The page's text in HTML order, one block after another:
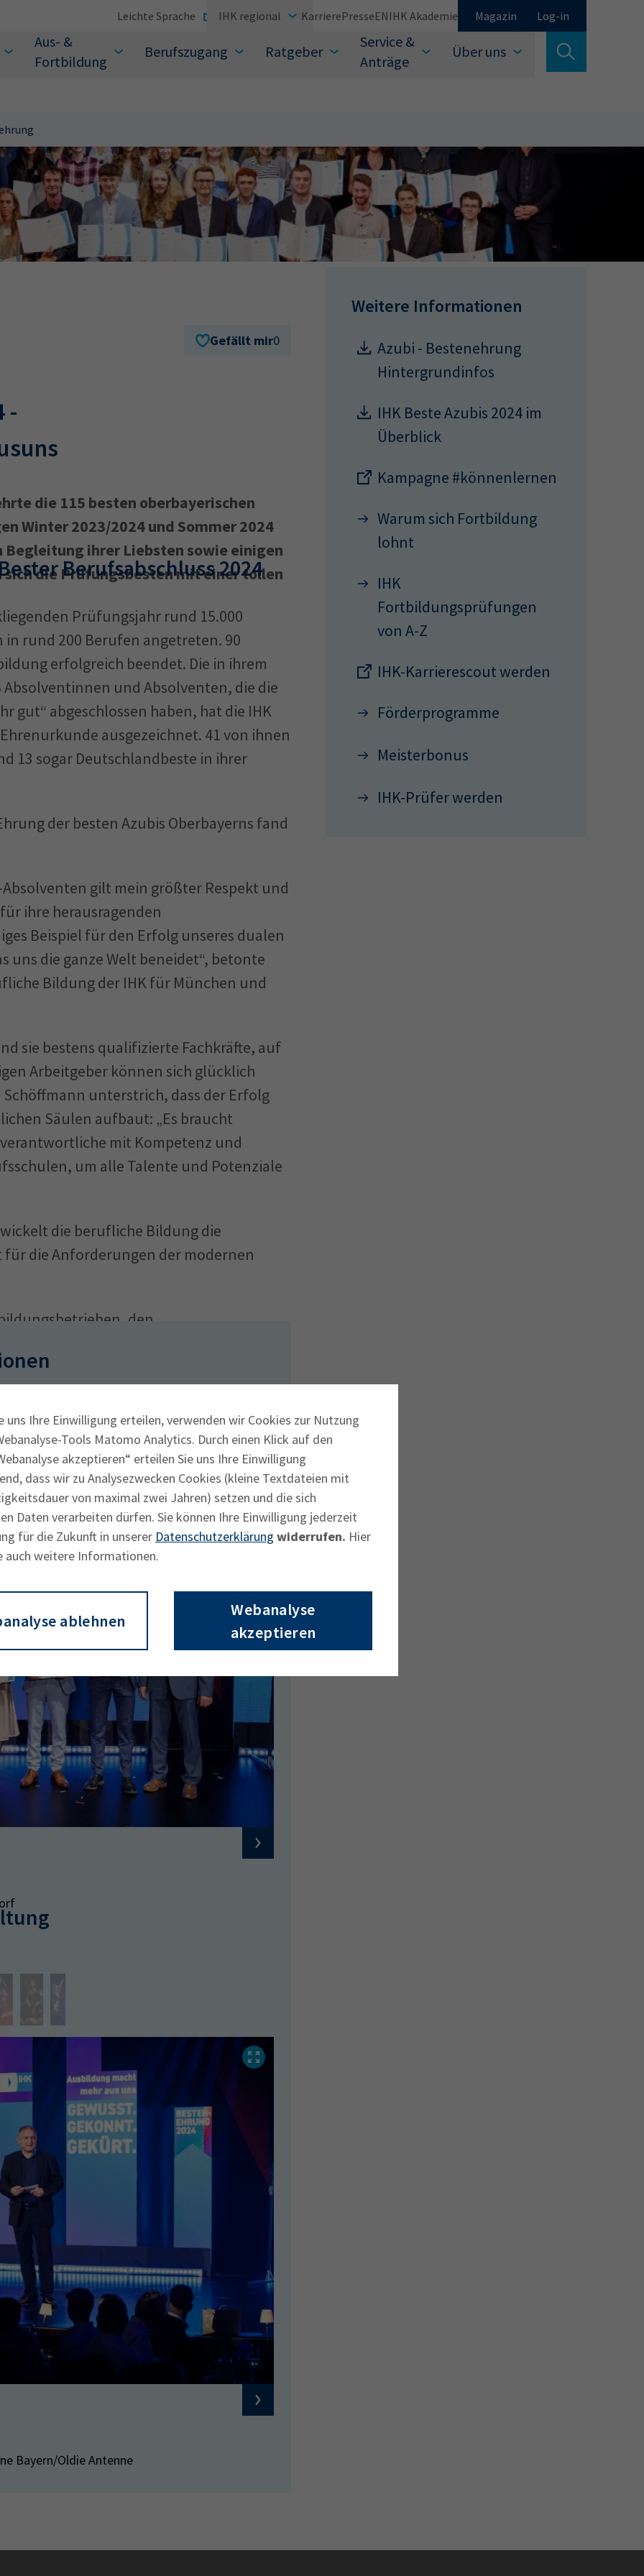
Aus- &
Fortbildung
Berufszugang Ratgeber
Service &
Anträge
Über uns
Leichte Sprache IHK regional KarrierePresseEN IHK Akademie Magazin Log-in
Suche verlassen
Sie?
Suchen
Sie auch aus den meistgesuchten Begriffen vorauswählen
uns Ihre Einwilligung erteilen, verwenden wir Cookies zur Nutzung
Tools Matomo Analytics. Durch einen Klick auf den
akzeptieren“ erteilen Sie uns Ihre Einwilligung
dass wir zu Analysezwecken Cookies (kleine Textdateien mit
von maximal zwei Jahren) setzen und die sich
Daten verarbeiten dürfen. Sie können Ihre Einwilligung jederzeit
für die Zukunft in unserer Datenschutzerklärung widerrufen. Hier
auch weitere Informationen.
ablehnen
Webanalyse
akzeptieren
Gefällt mir0
-
die 115 besten oberbayerischen
Winter 2023/2024 und Sommer 2024
Begleitung ihrer Liebsten sowie einigen
die Prüfungsbesten mit einer tollen
Berufsabschluss 2024
Prüfungsjahr rund 15.000
rund 200 Berufen angetreten. 90
erfolgreich beendet. Die in ihrem
und Absolventen, die die
gut“ abgeschlossen haben, hat die IHK
ausgezeichnet. 41 von ihnen
13 sogar Deutschlandbeste in ihrer
der besten Azubis Oberbayerns fand
gilt mein größter Respekt und
ihre herausragenden
Beispiel für den Erfolg unseres dualen
uns die ganze Welt beneidet“, betonte
Bildung der IHK für München und
sie bestens qualifizierte Fachkräfte, auf
Arbeitgeber können sich glücklich
unterstrich, dass der Erfolg
Säulen aufbaut: „Es braucht
mit Kompetenz und
um alle Talente und Potenziale
die berufliche Bildung die
für die Anforderungen der modernen
den
haben.
Bayern/Oldie Antenne
Weitere Informationen
Azubi - Bestenehrung
Hintergrundinfos
IHK Beste Azubis 2024 im
Überblick
Kampagne #könnenlernen
Warum sich Fortbildung
lohnt
IHK
Fortbildungsprüfungen
von A-Z
IHK-Karrierescout werden
Förderprogramme
Meisterbonus
IHK-Prüfer werden